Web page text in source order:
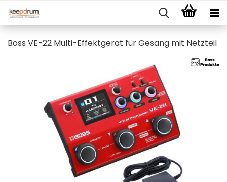
Boss VE-22 Multi-Effektgerät für Gesang mit Netzteil